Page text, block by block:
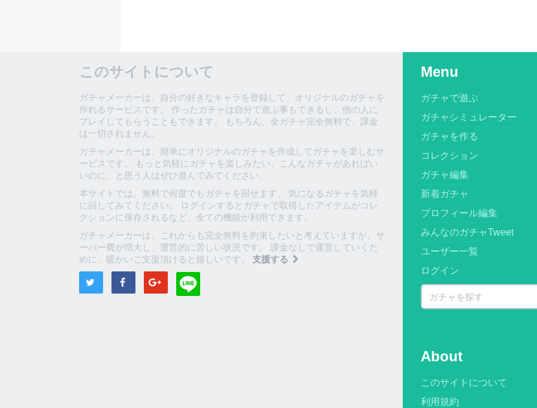
このサイトについて
ガチャメーカーは、自分の好きなキャラを登録して、オリジナルのガチャを
作れるサービスです。 作ったガチャは自分で遊ぶ事もできるし、他の人に
プレイしてもらうこともできます。 もちろん、全ガチャ完全無料で、課金
は一切されません。
ガチャメーカーは、簡単にオリジナルのガチャを作成してガチャを楽しむサ
ービスです。 もっと気軽にガチャを楽しみたい、こんなガチャがあればい
いのに、と思う人はぜひ遊んでみてください。
本サイトでは、無料で何度でもガチャを回せます。 気になるガチャを気軽
に回してみてください。 ログインするとガチャで取得したアイテムがコレ
クションに保存されるなど、全ての機能が利用できます。
ガチャメーカーは、これからも完全無料を約束したいと考えていますが、サ
ーバー費が増大し、運営的に苦しい状況です。 課金なしで運営していくた
めに、暖かいご支援頂けると嬉しいです。 支援する
Menu
ガチャで遊ぶ
ガチャシミュレーター
ガチャを作る
コレクション
ガチャ編集
新着ガチャ
プロフィール編集
みんなのガチャTweet
ユーザー一覧
ログイン
About
このサイトについて
利用規約